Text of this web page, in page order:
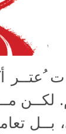
ُعتــر
بــل